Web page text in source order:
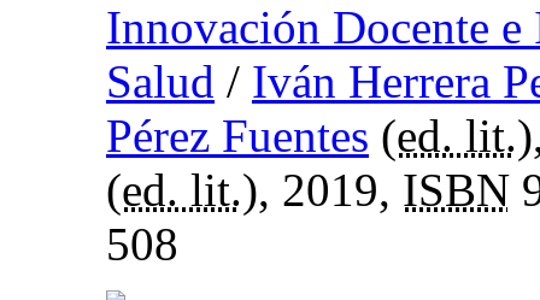
Innovación Docente
Salud / Iván Herrera
Pérez Fuentes (ed. lit.
(ed. lit.), 2019, ISBN
508